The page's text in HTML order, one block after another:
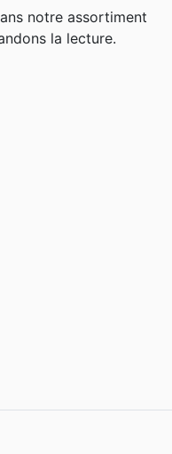
notre assortiment
la lecture.